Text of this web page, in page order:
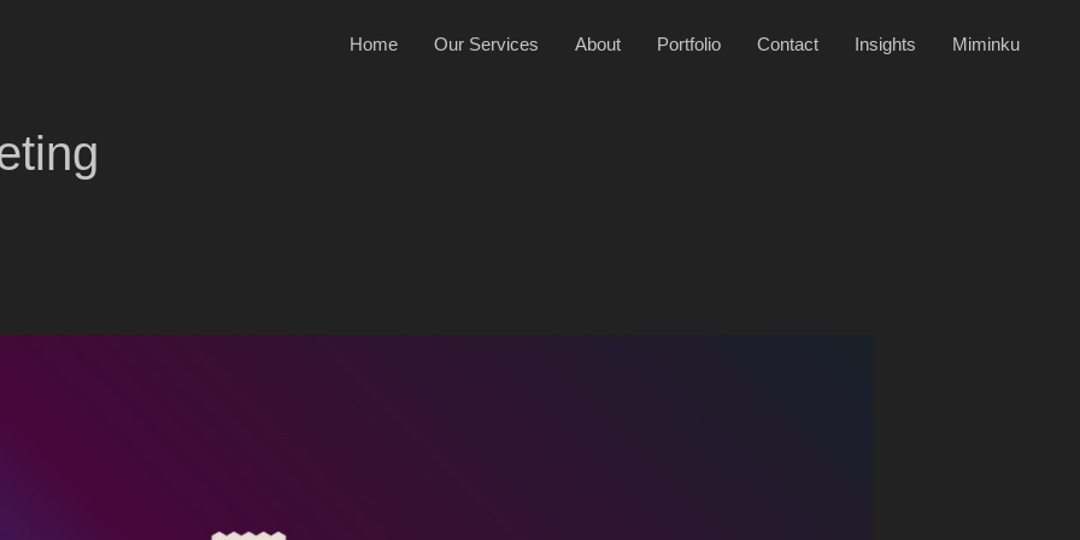
Home Our Services About Portfolio Contact Insights Miminku